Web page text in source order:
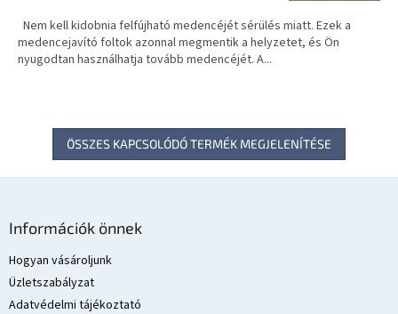
Nem kell kidobnia felfújható medencéjét sérülés miatt. Ezek a
medencejavító foltok azonnal megmentik a helyzetet, és Ön
nyugodtan használhatja tovább medencéjét. A...
ÖSSZES KAPCSOLÓDÓ TERMÉK MEGJELENÍTÉSE
Információk önnek
Hogyan vásároljunk
Üzletszabályzat
Adatvédelmi tájékoztató